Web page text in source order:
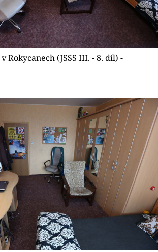
Rokycanech (JSSS III. - 8. díl) -